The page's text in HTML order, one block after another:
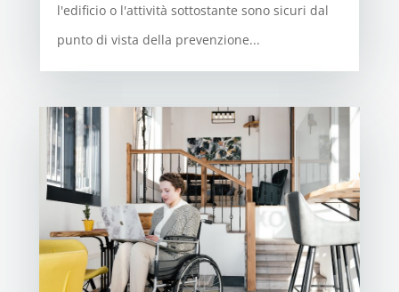
l'edificio o l'attività sottostante sono sicuri dal
punto di vista della prevenzione...